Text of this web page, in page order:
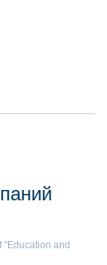
"Education and